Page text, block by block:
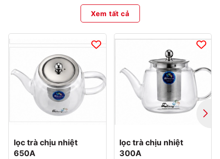
Xem tất cả
lọc trà chịu nhiệt
650A
lọc trà chịu nhiệt
300A